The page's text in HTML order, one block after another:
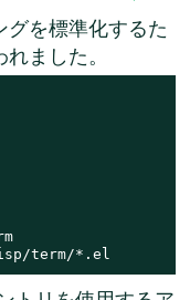
を標準化するた
ました。
term/*.el